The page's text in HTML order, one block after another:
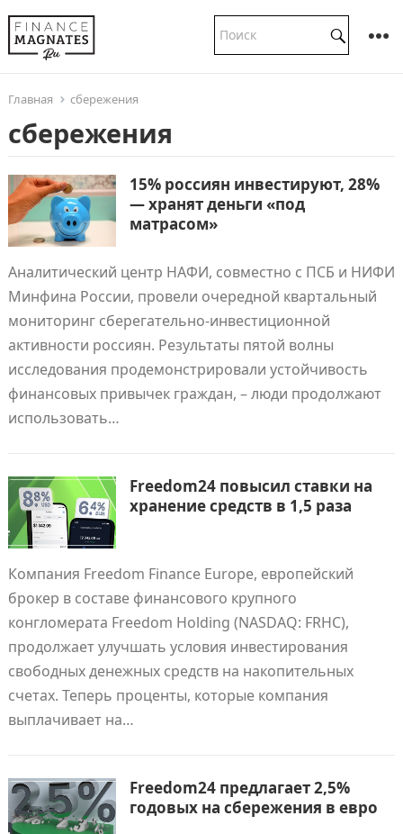
Главная сбережения
сбережения
15% россиян инвестируют, 28%
— хранят деньги «под
матрасом»
Аналитический центр НАФИ, совместно с ПСБ и НИФИ
Минфина России, провели очередной квартальный
мониторинг сберегательно-инвестиционной
активности россиян. Результаты пятой волны
исследования продемонстрировали устойчивость
финансовых привычек граждан, – люди продолжают
использовать…
Freedom24 повысил ставки на
хранение средств в 1,5 раза
Компания Freedom Finance Europe, европейский
брокер в составе финансового крупного
конгломерата Freedom Holding (NASDAQ: FRHC),
продолжает улучшать условия инвестирования
свободных денежных средств на накопительных
счетах. Теперь проценты, которые компания
выплачивает на…
Freedom24 предлагает 2,5%
годовых на сбережения в евро